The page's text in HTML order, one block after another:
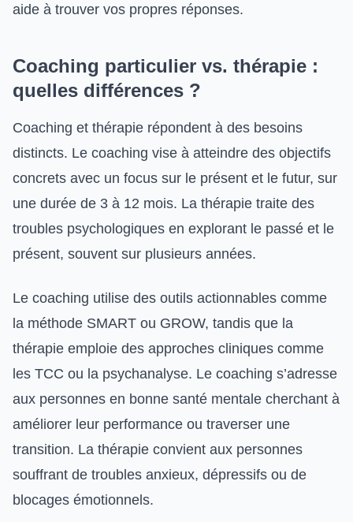
aide à trouver vos propres réponses.
Coaching particulier vs. thérapie :
quelles différences ?
Coaching et thérapie répondent à des besoins
distincts. Le coaching vise à atteindre des objectifs
concrets avec un focus sur le présent et le futur, sur
une durée de 3 à 12 mois. La thérapie traite des
troubles psychologiques en explorant le passé et le
présent, souvent sur plusieurs années.
Le coaching utilise des outils actionnables comme
la méthode SMART ou GROW, tandis que la
thérapie emploie des approches cliniques comme
les TCC ou la psychanalyse. Le coaching s’adresse
aux personnes en bonne santé mentale cherchant à
améliorer leur performance ou traverser une
transition. La thérapie convient aux personnes
souffrant de troubles anxieux, dépressifs ou de
blocages émotionnels.